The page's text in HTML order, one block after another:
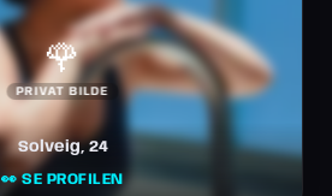
🌹
PRIVAT BILDE
Solveig, 24
👀 SE PROFILEN